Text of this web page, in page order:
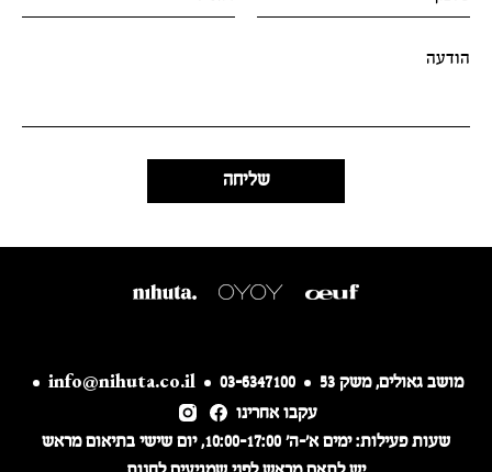
מושב גאולים, משק 53 info@nihuta.co.il
עקבו אחרינו
שעות פעילות: ימים א׳-ה׳ 10:00-17:00,
יום שישי בתיאום מראש